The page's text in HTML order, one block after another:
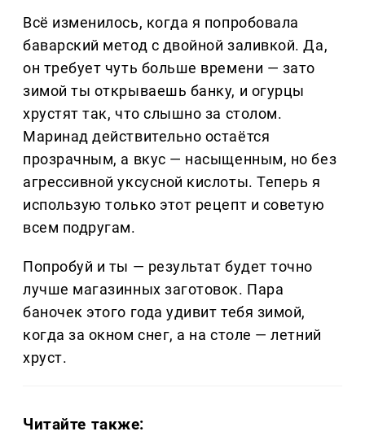
Всё изменилось, когда я попробовала
баварский метод с двойной заливкой. Да,
он требует чуть больше времени — зато
зимой ты открываешь банку, и огурцы
хрустят так, что слышно за столом.
Маринад действительно остаётся
прозрачным, а вкус — насыщенным, но без
агрессивной уксусной кислоты. Теперь я
использую только этот рецепт и советую
всем подругам.
Попробуй и ты — результат будет точно
лучше магазинных заготовок. Пара
баночек этого года удивит тебя зимой,
когда за окном снег, а на столе — летний
хруст.
Читайте также: